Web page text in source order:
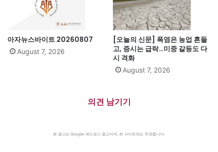
아자뉴스바이트 20260807
August 7, 2026
[오늘의 신문] 폭염은 농업 흔들
고, 증시는 급락…미중 갈등도 다
시 격화
August 7, 2026
의견 남기기
본 광고는 Google 애드센스 광고이며, 본 사이트와는 무관합니다.